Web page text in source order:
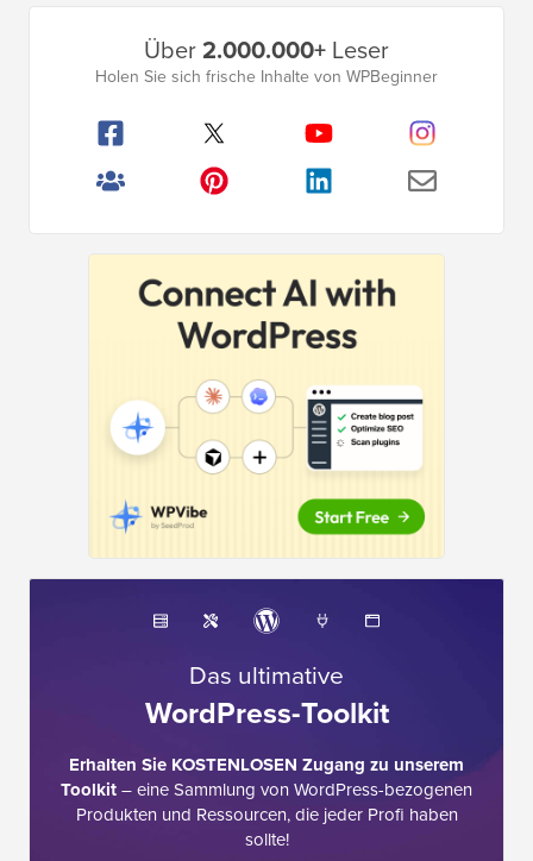
Seitenleistenmenü
Über2.000.000+ Leser
Holen Sie sich frische Inhalte von WPBeginner
Das ultimative
WordPress-Toolkit
Erhalten Sie KOSTENLOSEN Zugang zu unserem
Toolkit– eine Sammlung von WordPress-bezogenen
Produkten und Ressourcen, die jeder Profi haben
sollte!